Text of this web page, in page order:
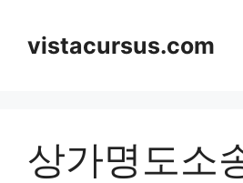
contentvistacursus.com
상가명도소